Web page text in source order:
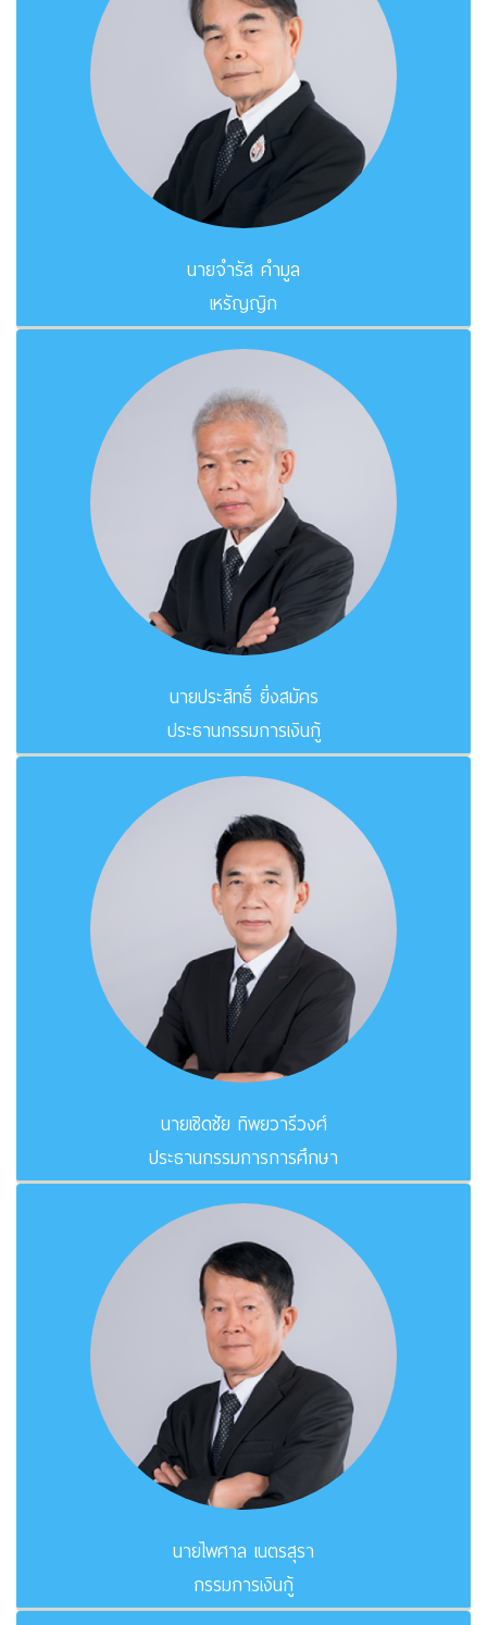
นายจำรัส คำมูล
เหรัญญิก
นายประสิทธิ์ ยิ่งสมัคร
ประธานกรรมการเงินกู้
นายเชิดชัย ทิพยวารีวงศ์
ประธานกรรมการการศึกษา
นายไพศาล เนตรสุรา
กรรมการเงินกู้